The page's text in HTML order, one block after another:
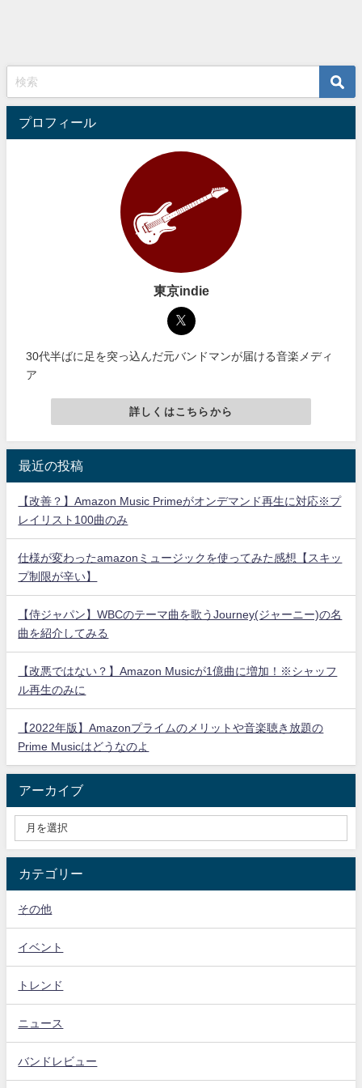
プロフィール
東京indie
30代半ばに足を突っ込んだ元バンドマンが届ける音楽メディ
ア
詳しくはこちらから
最近の投稿
【改善？】Amazon Music Primeがオンデマンド再生に対応※プ
レイリスト100曲のみ
仕様が変わったamazonミュージックを使ってみた感想【スキッ
プ制限が辛い】
【侍ジャパン】WBCのテーマ曲を歌うJourney(ジャーニー)の名
曲を紹介してみる
【改悪ではない？】Amazon Musicが1億曲に増加！※シャッフ
ル再生のみに
【2022年版】Amazonプライムのメリットや音楽聴き放題の
Prime Musicはどうなのよ
アーカイブ
カテゴリー
その他
イベント
トレンド
ニュース
バンドレビュー